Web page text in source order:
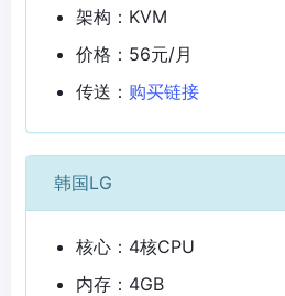
架构：KVM
价格：56元/月
传送： 购买链接
韩国LG
核心：4核CPU
内存：4GB